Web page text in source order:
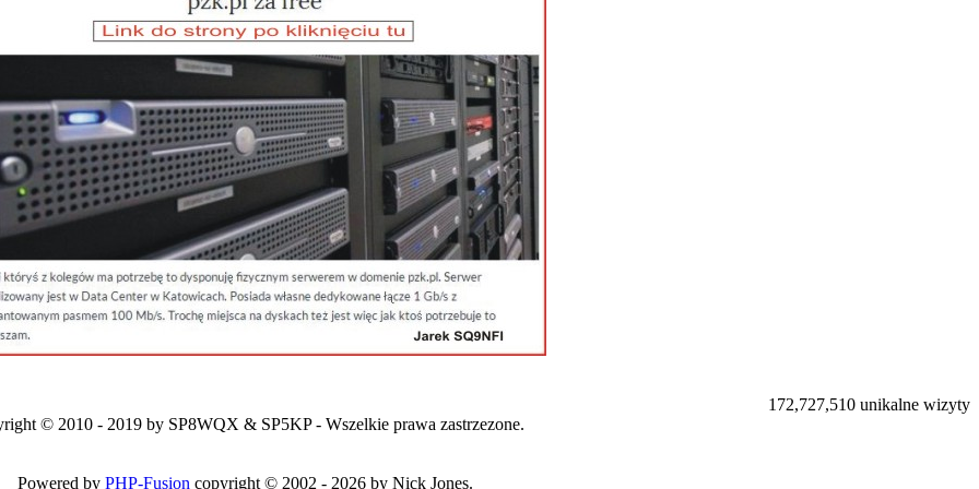
172,727,510 unikalne wizyty
© 2010 - 2019 by SP8WQX & SP5KP - Wszelkie prawa zastrzezone.
Powered by PHP-Fusion copyright © 2002 - 2026 by Nick Jones.